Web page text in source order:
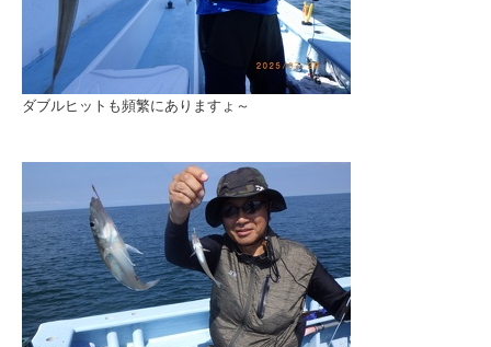
ダブルヒットも頻繁にありますょ～